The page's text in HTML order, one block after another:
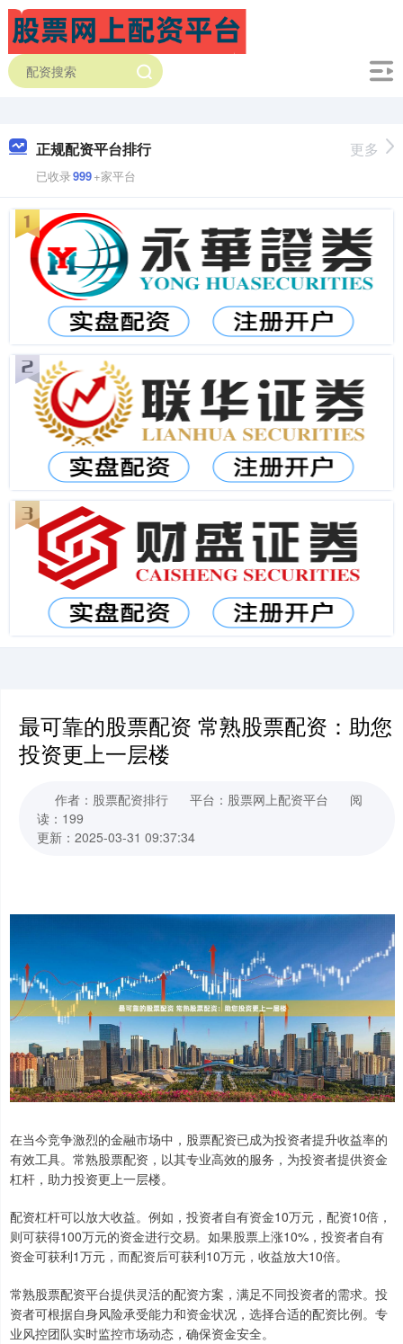
正规配资平台排行
已收录999+家平台
更多
最可靠的股票配资 常熟股票配资：助您
投资更上一层楼
作者：股票配资排行 平台：股票网上配资平台
阅
读：199
更新：2025-03-31 09:37:34
在当今竞争激烈的金融市场中，股票配资已成为投资者提升收益率的
有效工具。常熟股票配资，以其专业高效的服务，为投资者提供资金
杠杆，助力投资更上一层楼。
配资杠杆可以放大收益。例如，投资者自有资金10万元，配资10倍，
则可获得100万元的资金进行交易。如果股票上涨10%，投资者自有
资金可获利1万元，而配资后可获利10万元，收益放大10倍。
常熟股票配资平台提供灵活的配资方案，满足不同投资者的需求。投
资者可根据自身风险承受能力和资金状况，选择合适的配资比例。专
业风控团队实时监控市场动态，确保资金安全。